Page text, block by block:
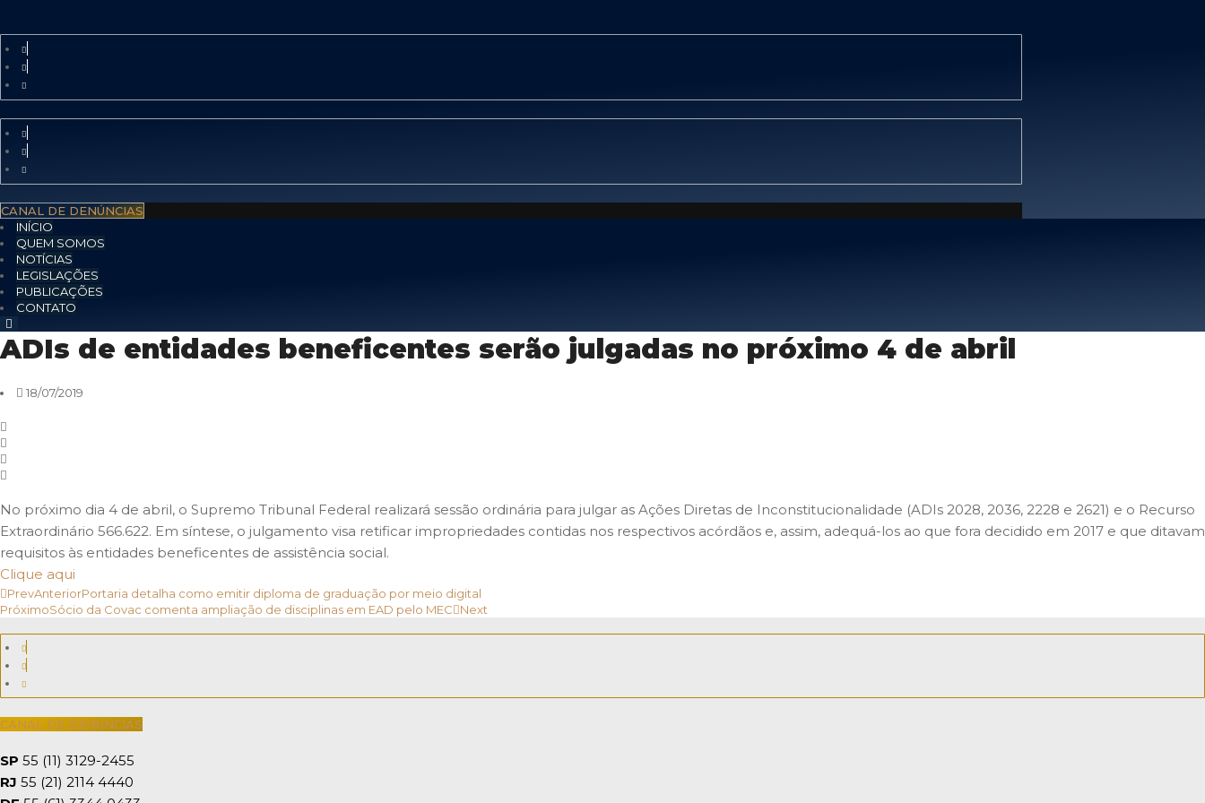
CANAL DE DENÚNCIAS
INÍCIO
QUEM SOMOS
NOTÍCIAS
LEGISLAÇÕES
PUBLICAÇÕES
CONTATO
ADIs de entidades beneficentes serão julgadas no próximo 4 de abril
18/07/2019
No próximo dia 4 de abril, o Supremo Tribunal Federal realizará sessão ordinária para julgar as Ações Diretas de Inconstitucionalidade (ADIs 2028, 2036, 2228 e 2621) e o Recurso
Extraordinário 566.622. Em síntese, o julgamento visa retificar impropriedades contidas nos respectivos acórdãos e, assim, adequá-los ao que fora decidido em 2017 e que ditavam
requisitos às entidades beneficentes de assistência social.
Clique aqui
PrevAnteriorPortaria detalha como emitir diploma de graduação por meio digital
PróximoSócio da Covac comenta ampliação de disciplinas em EAD pelo MEC Next
CANAL DE DENÚNCIAS
SP 55 (11) 3129-2455
RJ 55 (21) 2114 4440